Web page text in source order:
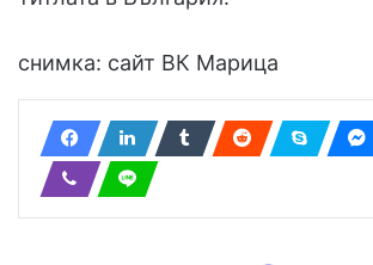
снимка: сайт ВК Марица